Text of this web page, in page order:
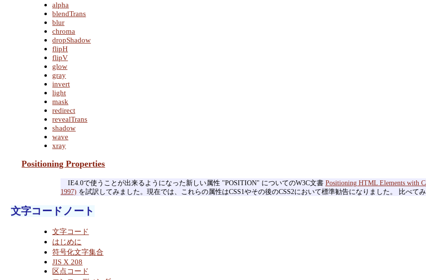
alpha
blendTrans
blur
chroma
dropShadow
flipH
flipV
glow
gray
invert
light
mask
redirect
revealTrans
shadow
wave
xray
Positioning Properties
IE4.0で使うことが出来るようになった新しい属性 "POSITION" についてのW3C文書 Positioning HTML Elements with
1997) を試訳してみました。現在では、これらの属性はCSS1やその後のCSS2において標準勧告になりました。 比べて
文字コードノート
文字コード
はじめに
符号化文字集合
JIS X 208
区点コード